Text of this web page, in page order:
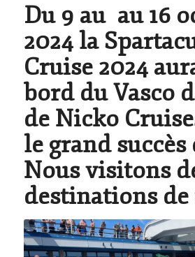
Du 9 au au 16
2024 la
Cruise 2024
bord du Vasco
de Nicko
le grand succès
Nous visitons
destinations de